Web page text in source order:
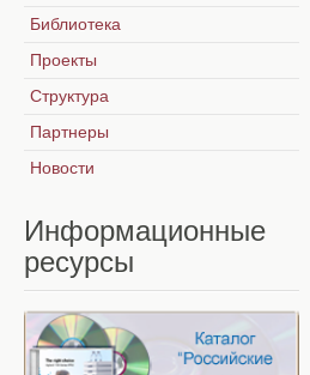
Библиотека
Проекты
Структура
Партнеры
Новости
Информационные
ресурсы